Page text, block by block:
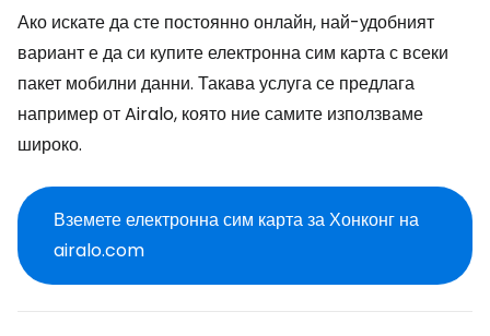
Ако искате да сте постоянно онлайн, най-удобният
вариант е да си купите електронна сим карта с всеки
пакет мобилни данни. Такава услуга се предлага
например от Airalo, която ние самите използваме
широко.
Вземете електронна сим карта за Хонконг на
airalo.com